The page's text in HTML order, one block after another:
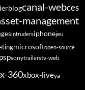
blogcanal-webces
management
intrudersiphonejeu
microsoftopen-source
pspsonytrailerstv-web
360xbox-liveya